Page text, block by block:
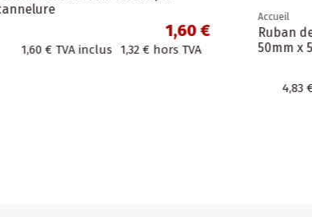
Enveloppes d'expédition " Thank
you" format B4 – 25,5 x 37 vert-
4,83 €